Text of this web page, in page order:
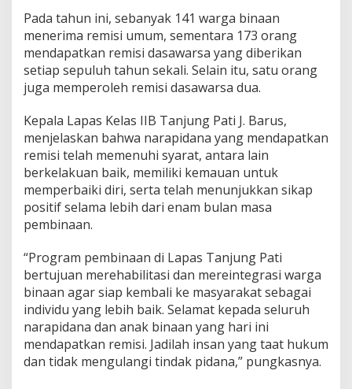
a
m
R
n
g
a
H
U
T
R
I
Pada tahun ini, sebanyak 141 warga binaan
menerima remisi umum, sementara 173 orang
mendapatkan remisi dasawarsa yang diberikan
setiap sepuluh tahun sekali. Selain itu, satu orang
juga memperoleh remisi dasawarsa dua.
Kepala Lapas Kelas IIB Tanjung Pati J. Barus,
menjelaskan bahwa narapidana yang mendapatkan
remisi telah memenuhi syarat, antara lain
berkelakuan baik, memiliki kemauan untuk
memperbaiki diri, serta telah menunjukkan sikap
positif selama lebih dari enam bulan masa
pembinaan.
“Program pembinaan di Lapas Tanjung Pati
bertujuan merehabilitasi dan mereintegrasi warga
binaan agar siap kembali ke masyarakat sebagai
individu yang lebih baik. Selamat kepada seluruh
narapidana dan anak binaan yang hari ini
mendapatkan remisi. Jadilah insan yang taat hukum
dan tidak mengulangi tindak pidana,” pungkasnya.